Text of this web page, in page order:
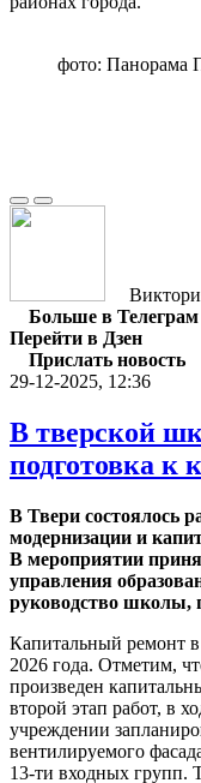
фото: Панорама
Больше в Телеграм
Перейти в Дзен
Прислать новость
29-12-2025, 12:36
В тверской
подготовка к
В Твери состоялось
модернизации и
В мероприятии
управления
руководство школы,
Капитальный ремонт
2026 года. Отметим,
произведен
второй этап работ, в
учреждении
вентилируемого
13-ти входных групп.